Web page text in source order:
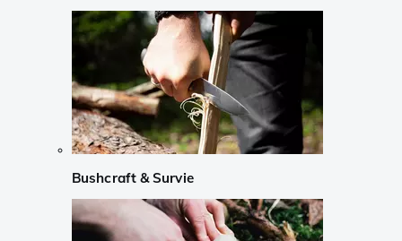
Bushcraft & Survie